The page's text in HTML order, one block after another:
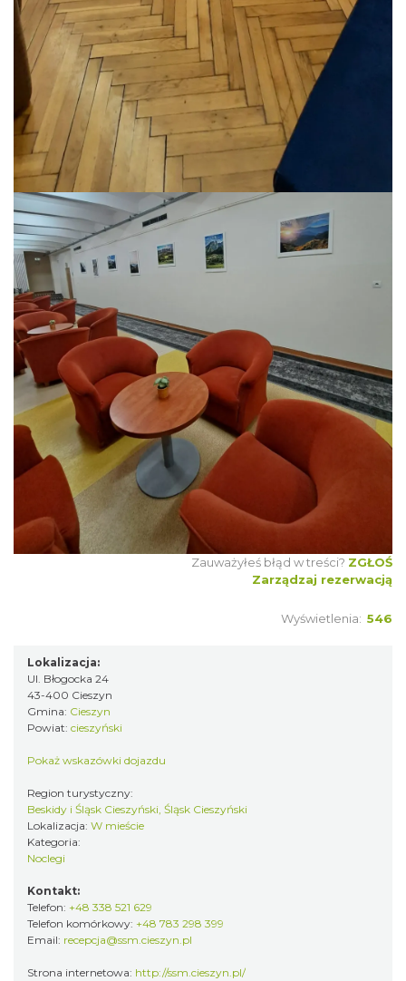
Zauważyłeś błąd w treści? ZGŁOŚ
Zarządzaj rezerwacją
Wyświetlenia: 546
Lokalizacja:
Ul. Błogocka 24
43-400 Cieszyn
Gmina: Cieszyn
Powiat: cieszyński
Pokaż wskazówki dojazdu
Region turystyczny:
Beskidy i Śląsk Cieszyński, Śląsk Cieszyński
Lokalizacja: W mieście
Kategoria:
Noclegi
Kontakt:
Telefon: +48 338 521 629
Telefon komórkowy: +48 783 298 399
Email: recepcja@ssm.cieszyn.pl
Strona internetowa: http://ssm.cieszyn.pl/